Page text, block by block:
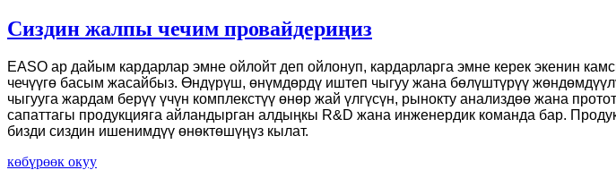
Сиздин жалпы чечим провайдериңиз
EASO ар дайым кардарлар эмне ойлойт деп ойлонуп, кардарларга эмне керек экенин
чечүүгө басым жасайбыз. Өндүрүш, өнүмдөрдү иштеп чыгуу жана бөлүштүрүү
чыгууга жардам берүү үчүн комплекстүү өнөр жай үлгүсүн, рынокту анализдөө жана
сапаттагы продукцияга айландырган алдыңкы R&D жана инженердик команда бар.
бизди сиздин ишенимдүү өнөктөшүңүз кылат.
көбүрөөк окуу